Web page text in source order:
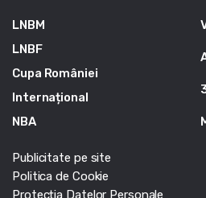
LNBM
LNBF
Cupa României
Internațional
NBA
Publicitate pe site
Politica de Cookie
Protecția Datelor Personale